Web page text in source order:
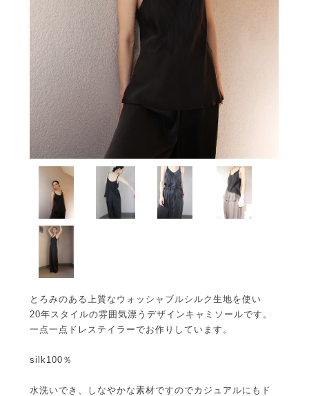
とろみのある上質なウォッシャブルシルク生地を使い
20年スタイルの雰囲気漂うデザインキャミソールです。
一点一点ドレステイラーでお作りしています。
silk100％
水洗いでき、しなやかな素材ですのでカジュアルにもド